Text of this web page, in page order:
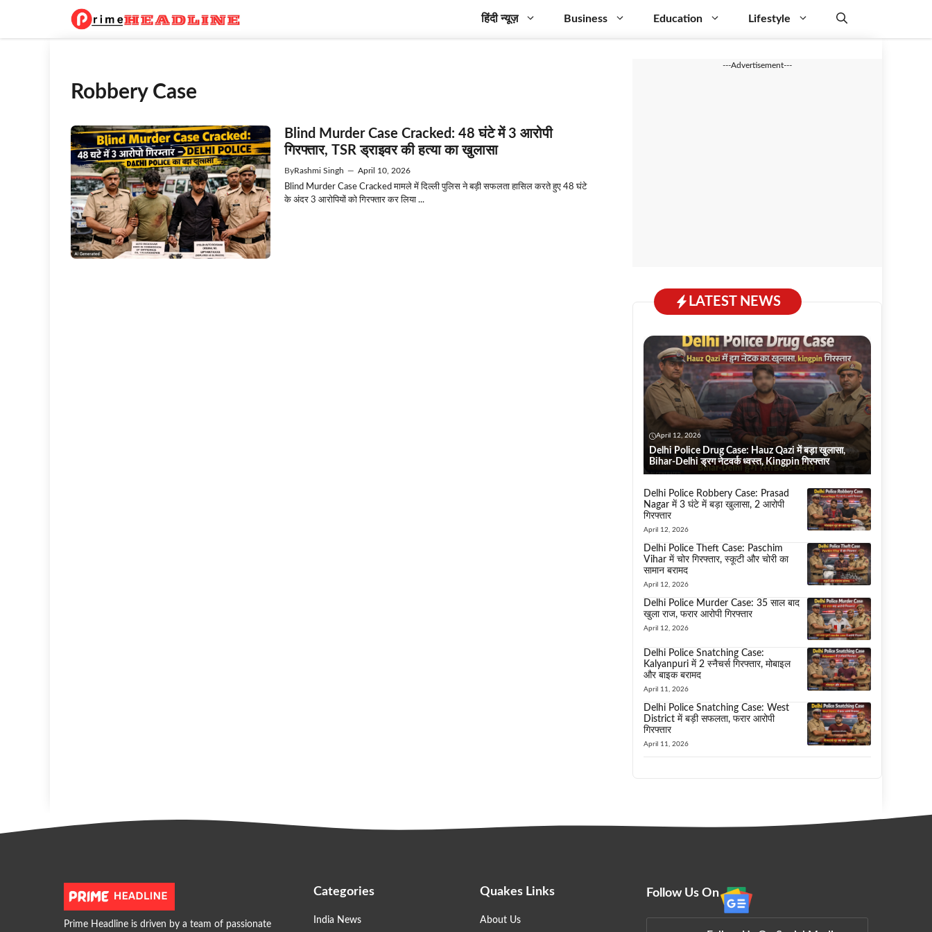
content
हिंदी न्यूज़ Business Education Lifestyle
Robbery Case
Blind Murder Case Cracked: 48 घंटे में 3 आरोपी
गिरफ्तार, TSR ड्राइवर की हत्या का खुलासा
ByRashmi Singh — April 10, 2026
Blind Murder Case Cracked मामले में दिल्ली पुलिस ने बड़ी सफलता हासिल करते हुए 48 घंटे
के अंदर 3 आरोपियों को गिरफ्तार कर लिया ...
---Advertisement---
LATEST NEWS
April 12, 2026
Delhi Police Drug Case: Hauz Qazi में बड़ा खुलासा,
Bihar-Delhi ड्रग नेटवर्क ध्वस्त, Kingpin गिरफ्तार
Delhi Police Robbery Case: Prasad
Nagar में 3 घंटे में बड़ा खुलासा, 2 आरोपी
गिरफ्तार
April 12, 2026
Delhi Police Theft Case: Paschim
Vihar में चोर गिरफ्तार, स्कूटी और चोरी का
सामान बरामद
April 12, 2026
Delhi Police Murder Case: 35 साल बाद
खुला राज, फरार आरोपी गिरफ्तार
April 12, 2026
Delhi Police Snatching Case:
Kalyanpuri में 2 स्नैचर्स गिरफ्तार, मोबाइल
और बाइक बरामद
April 11, 2026
Delhi Police Snatching Case: West
District में बड़ी सफलता, फरार आरोपी
गिरफ्तार
April 11, 2026
Prime Headline is driven by a team of passionate
Categories
India News
Quakes Links
About Us
Follow Us On